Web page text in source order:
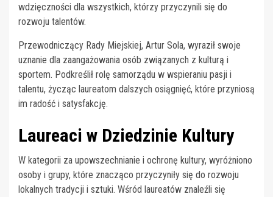
wdzięczności dla wszystkich, którzy przyczynili się do
rozwoju talentów.
Przewodniczący Rady Miejskiej, Artur Sola, wyraził swoje
uznanie dla zaangażowania osób związanych z kulturą i
sportem. Podkreślił rolę samorządu w wspieraniu pasji i
talentu, życząc laureatom dalszych osiągnięć, które przyniosą
im radość i satysfakcję.
Laureaci w Dziedzinie Kultury
W kategorii za upowszechnianie i ochronę kultury, wyróżniono
osoby i grupy, które znacząco przyczyniły się do rozwoju
lokalnych tradycji i sztuki. Wśród laureatów znaleźli się